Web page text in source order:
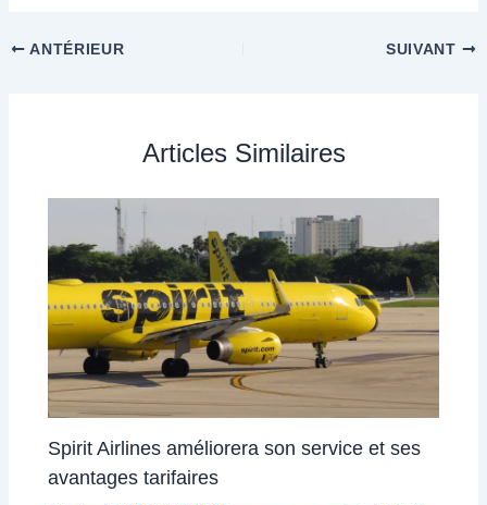
ANTÉRIEUR SUIVANT
Articles Similaires
Spirit Airlines améliorera son service et ses
avantages tarifaires